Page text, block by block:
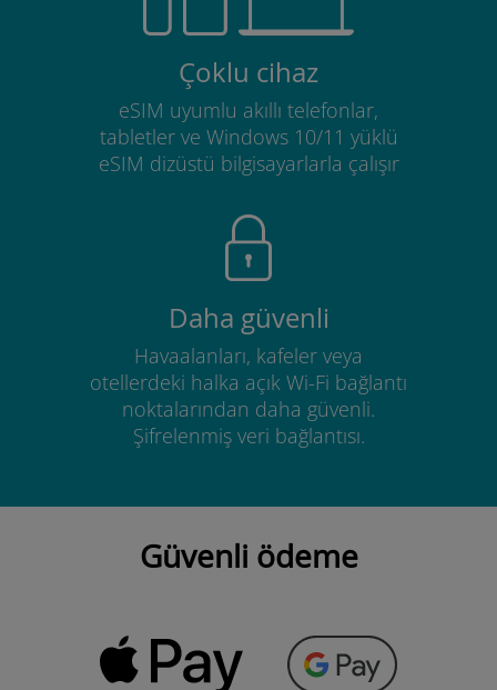
Çoklu cihaz
eSIM uyumlu akıllı telefonlar,
tabletler ve Windows 10/11 yüklü
eSIM dizüstü bilgisayarlarla çalışır
Daha güvenli
Havaalanları, kafeler veya
otellerdeki halka açık Wi-Fi bağlantı
noktalarından daha güvenli.
Şifrelenmiş veri bağlantısı.
Güvenli ödeme